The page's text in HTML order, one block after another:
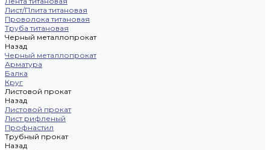
Лист/Плита титановая
Проволока титановая
Труба титановая
Черный металлопрокат
Назад
Черный металлопрокат
Арматура
Балка
Круг
Листовой прокат
Назад
Листовой прокат
Лист рифленый
Профнастил
Трубный прокат
Назад